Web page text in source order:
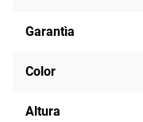
Garantìa
Color
Altura